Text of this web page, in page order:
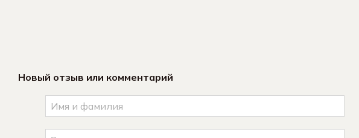
Новый отзыв или комментарий